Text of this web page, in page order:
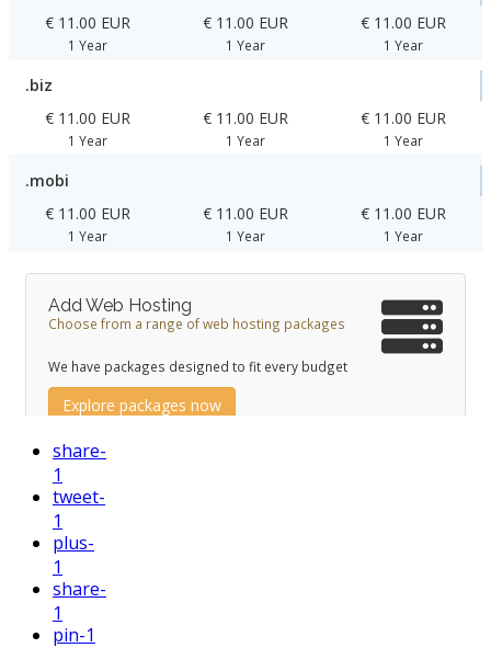
share-
1
tweet-
1
plus-
1
share-
1
pin-1